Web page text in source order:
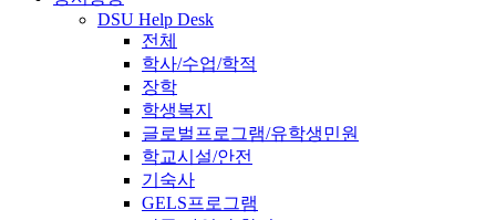
DSU Help Desk
전체
학사/수업/학적
장학
학생복지
글로벌프로그램/유학생민원
학교시설/안전
기숙사
GELS프로그램